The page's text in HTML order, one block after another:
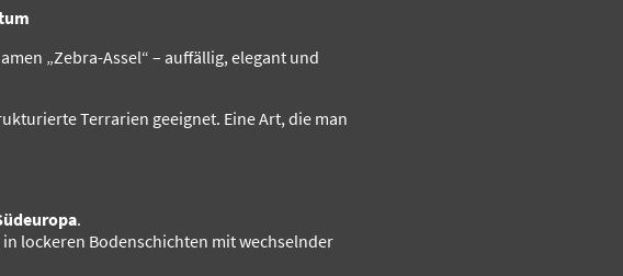
„Zebra-Assel“ – auffällig, elegant und
Terrarien geeignet. Eine Art, die man
.
lockeren Bodenschichten mit wechselnder